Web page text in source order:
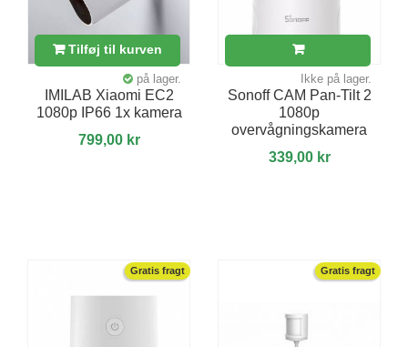
Tilføj til kurven
på lager.
IMILAB Xiaomi EC2
1080p IP66 1x kamera
799,00 kr
Ikke på lager.
Sonoff CAM Pan-Tilt 2
1080p
overvågningskamera
339,00 kr
Gratis fragt Gratis fragt